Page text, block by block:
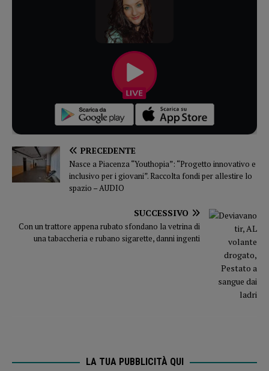
PRECEDENTE
Nasce a Piacenza “Youthopia”: “Progetto innovativo e
inclusivo per i giovani”. Raccolta fondi per allestire lo
spazio – AUDIO
SUCCESSIVO
Con un trattore appena rubato sfondano la vetrina di
una tabaccheria e rubano sigarette, danni ingenti
LA TUA PUBBLICITÀ QUI